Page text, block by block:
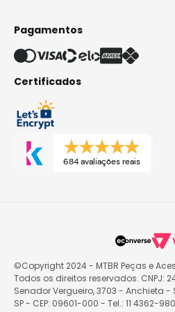
Pagamentos
Certificados
684 avaliações reais
©Copyright 2024 - MTBR Peças e
Todos os direitos reservados. CNPJ:
Senador Vergueiro, 3703 - Anchieta
SP - CEP: 09601-000 - Tel.: 11 4362-